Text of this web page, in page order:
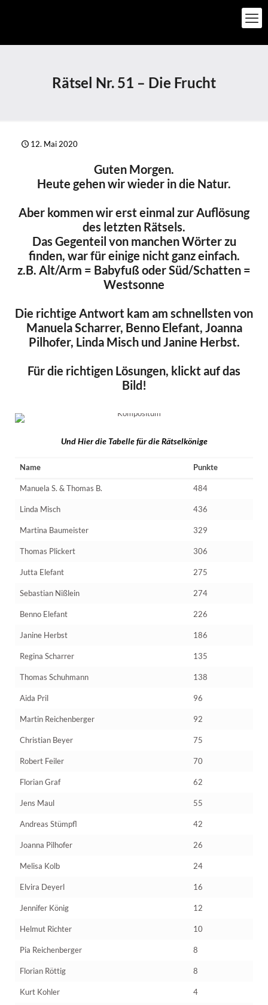
Rätsel Nr. 51 – Die Frucht
12. Mai 2020
Guten Morgen.
Heute gehen wir wieder in die Natur.
Aber kommen wir erst einmal zur Auflösung
des letzten Rätsels.
Das Gegenteil von manchen Wörter zu
finden, war für einige nicht ganz einfach.
z.B. Alt/Arm = Babyfuß oder Süd/Schatten =
Westsonne
Die richtige Antwort kam am schnellsten von
Manuela Scharrer, Benno Elefant, Joanna
Pilhofer, Linda Misch und Janine Herbst.
Für die richtigen Lösungen, klickt auf das
Bild!
Und Hier die Tabelle für die Rätselkönige
Name Punkte
Manuela S. & Thomas B. 484
Linda Misch 436
Martina Baumeister 329
Thomas Plickert 306
Jutta Elefant 275
Sebastian Nißlein 274
Benno Elefant 226
Janine Herbst 186
Regina Scharrer 135
Thomas Schuhmann 138
Aida Pril 96
Martin Reichenberger 92
Christian Beyer 75
Robert Feiler 70
Florian Graf 62
Jens Maul 55
Andreas Stümpfl 42
Joanna Pilhofer 26
Melisa Kolb 24
Elvira Deyerl 16
Jennifer König 12
Helmut Richter 10
Pia Reichenberger 8
Florian Röttig 8
Kurt Kohler 4